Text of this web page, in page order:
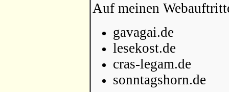
Auf meinen
gavagai.de
lesekost.de
cras-legam.de
sonntagshorn.de